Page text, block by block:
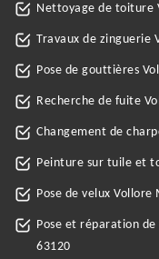
Nettoyage de toiture
Travaux de zinguerie
Pose de gouttières
Recherche de fuite
Changement de
Peinture sur tuile et
Pose de velux
Pose et réparation
63120